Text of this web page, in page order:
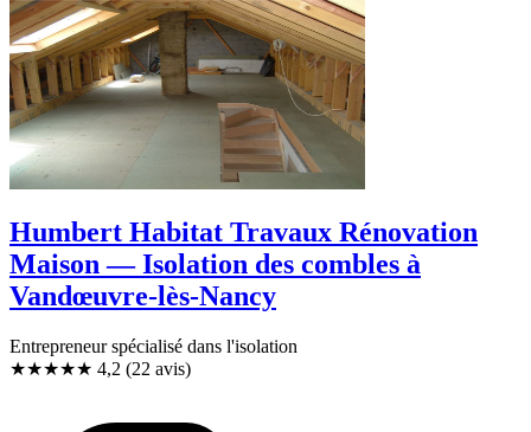
Humbert Habitat Travaux Rénovation
Maison — Isolation des combles à
Vandœuvre-lès-Nancy
Entrepreneur spécialisé dans l'isolation
★★★★★ 4,2 (22 avis)